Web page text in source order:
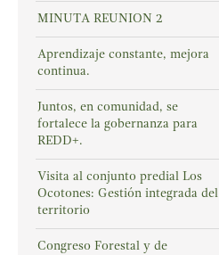
MINUTA REUNION 2
Aprendizaje constante, mejora
continua.
Juntos, en comunidad, se
fortalece la gobernanza para
REDD+.
Visita al conjunto predial Los
Ocotones: Gestión integrada del
territorio
Congreso Forestal y de